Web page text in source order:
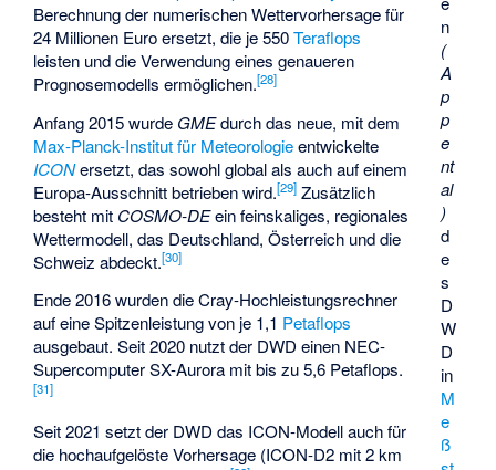
n
(
A
p
p
e
nt
al
)
d
e
s
D
W
D
in
M
e
ß
Berechnung der numerischen Wettervorhersage für
24 Millionen Euro ersetzt, die je 550Teraflops
leisten und die Verwendung eines genaueren
Prognosemodells ermöglichen.[28]
Anfang 2015 wurde GMEdurch das neue, mit dem
Max-Planck-Institut für Meteorologieentwickelte
ICONersetzt, das sowohl global als auch auf einem
Europa-Ausschnitt betrieben wird.[29] Zusätzlich
besteht mit COSMO-DEein feinskaliges, regionales
Wettermodell, das Deutschland, Österreich und die
Schweiz abdeckt.[30]
Ende 2016 wurden die Cray-Hochleistungsrechner
auf eine Spitzenleistung von je 1,1 Petaflops
ausgebaut. Seit 2020 nutzt der DWD einen NEC-
Supercomputer SX-Aurora mit bis zu 5,6 Petaflops.
[31]
Seit 2021 setzt der DWD das ICON-Modell auch für
die hochaufgelöste Vorhersage (ICON-D2 mit 2 km